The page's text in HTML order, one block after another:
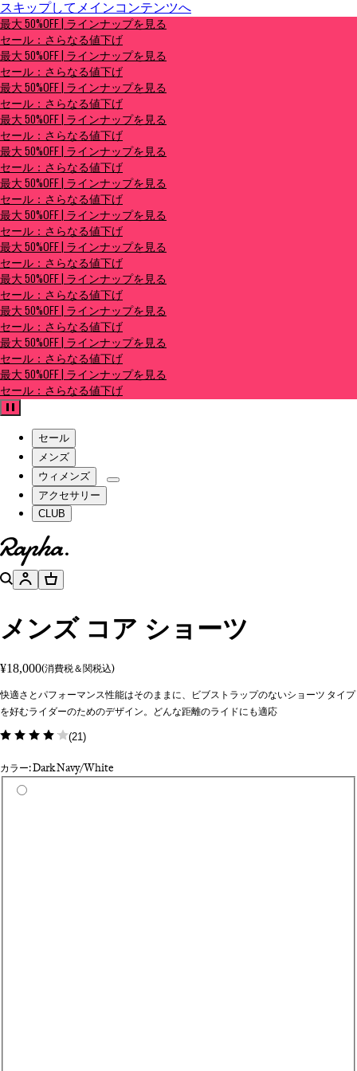
スキップしてメインコンテンツへ
最大 50%OFF | ラインナップを見る
セール：さらなる値下げ
最大 50%OFF | ラインナップを見る
セール：さらなる値下げ
最大 50%OFF | ラインナップを見る
セール：さらなる値下げ
最大 50%OFF | ラインナップを見る
セール：さらなる値下げ
最大 50%OFF | ラインナップを見る
セール：さらなる値下げ
最大 50%OFF | ラインナップを見る
セール：さらなる値下げ
最大 50%OFF | ラインナップを見る
セール：さらなる値下げ
最大 50%OFF | ラインナップを見る
セール：さらなる値下げ
最大 50%OFF | ラインナップを見る
セール：さらなる値下げ
最大 50%OFF | ラインナップを見る
セール：さらなる値下げ
最大 50%OFF | ラインナップを見る
セール：さらなる値下げ
最大 50%OFF | ラインナップを見る
セール：さらなる値下げ
最大 50%OFF | ラインナップを見る
セール：さらなる値下げ
セール
メンズ
ウィメンズ
アクセサリー
CLUB
ホームページへ
検索アカウントバスケット
メンズ コア ショーツ
¥18,000(消費税＆関税込)
快適さとパフォーマンス性能はそのままに、ビブストラップのないショーツ タイプ
を好むライダーのためのデザイン。どんな距離のライドにも適応
(21)
カラー: Dark Navy/White
カラーを選択